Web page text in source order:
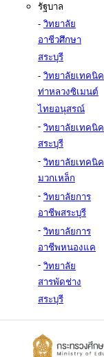
รัฐบาล
- วิทยาลัย
อาชีวศึกษา
สระบุรี
- วิทยาลัยเทคนิค
ท่าหลวงซิเมนต์
ไทยอนุสรณ์
- วิทยาลัยเทคนิค
สระบุรี
- วิทยาลัยเทคนิค
มวกเหล็ก
- วิทยาลัยการ
อาชีพสระบุรี
- วิทยาลัยการ
อาชีพหนองแค
- วิทยาลัย
สารพัดช่าง
สระบุรี